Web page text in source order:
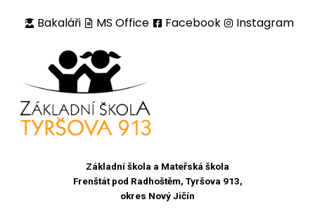
Bakaláři MS Office Facebook Instagram
Základní škola a Mateřská škola
Frenštát pod Radhoštěm, Tyršova 913,
okres Nový Jičín